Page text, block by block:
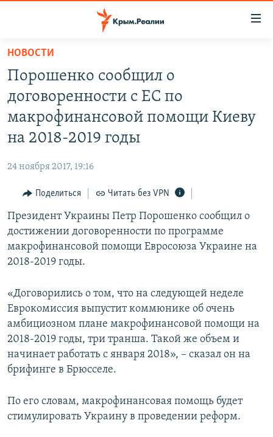
Вернуться
основному
содержанию
главной
Вернутся
поиску
СПЕЦПРОЕКТЫ
КАРТА ВОЕННЫХ ОБЪЕКТОВ КРЫМА
ИСТОРИЯ
ИНТЕРАКТИВ
ИНФОГРАФИКА
ТЕЛЕПРОЕКТ КРЫМ.РЕАЛИИ
СОВЕТЫ ПРАВОЗАЩИТНИКОВ
ПРОПАВШИЕ БЕЗ ВЕСТИ
КРЫМ.НЕПОКОРЕННЫЙ
ELIFBE
УКРАИНСКАЯ ПРОБЛЕМА КРЫМА
РАДІО СВОБОДА
КАК ОБОЙТИ БЛОКИРОВКУ
Українською
Qırımtatar
Все сайты RFE/RL
НОВОСТИ
Порошенко сообщил о
договоренности с ЕС по
макрофинансовой помощи Киеву
на 2018-2019 годы
24 ноября 2017, 19:16
Поделиться Читать без VPN
Президент Украины Петр Порошенко сообщил о
достижении договоренности по программе
макрофинансовой помощи Евросоюза Украине на
2018-2019 годы.
«Договорились о том, что на следующей неделе
Еврокомиссия выпустит коммюнике об очень
амбициозном плане макрофинансовой помощи на
2018-2019 годы, три транша. Такой же объем и
начинает работать с января 2018», – сказал он на
брифинге в Брюсселе.
По его словам, макрофинансовая помощь будет
стимулировать Украину в проведении реформ.